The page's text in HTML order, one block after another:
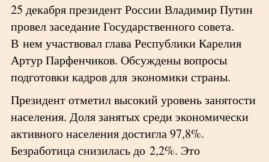
25 декабря президент России Владимир Путин
провел заседание Государственного совета.
В нем участвовал глава Республики Карелия
Артур Парфенчиков. Обсуждены вопросы
подготовки кадров для экономики страны.
Президент отметил высокий уровень занятости
населения. Доля занятых среди экономически
активного населения достигла 97,8%.
Безработица снизилась до 2,2%. Это